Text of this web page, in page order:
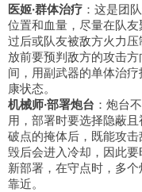
医姬·群体治疗 ：这是团
位置和血量，尽量在队
过后或队友被敌方火力
放前要预判敌方的攻击
间，用副武器的单体治
康状态。
机械师·部署炮台 ：炮台
用，部署时要选择隐蔽
破点的掩体后，既能攻
毁后会进入冷却，因此
新部署，在守点时，多
靠近。